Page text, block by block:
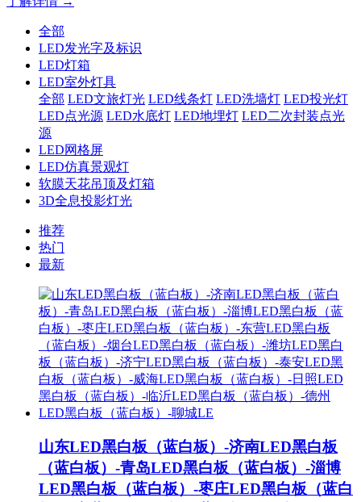
全部
LED发光字及标识
LED灯箱
LED室外灯具
全部 LED文旅灯光 LED线条灯 LED洗墙灯 LED投光灯
LED点光源 LED水底灯 LED地埋灯 LED二次封装点光
源
LED网格屏
LED仿真景观灯
软膜天花吊顶及灯箱
3D全息投影灯光
推荐
热门
最新
山东LED黑白板（蓝白板）-济南LED黑白板
（蓝白板）-青岛LED黑白板（蓝白板）-淄博
LED黑白板（蓝白板）-枣庄LED黑白板（蓝白